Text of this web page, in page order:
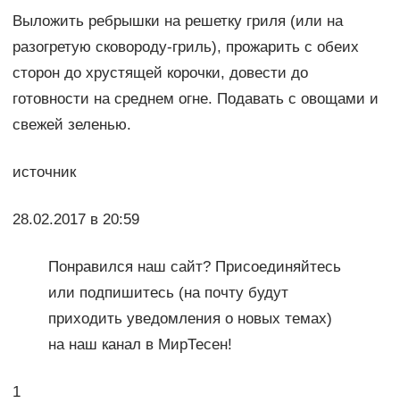
Выложить ребрышки на решетку гриля (или на
разогретую сковороду-гриль), прожарить с обеих
сторон до хрустящей корочки, довести до
готовности на среднем огне. Подавать с овощами и
свежей зеленью.
источник
28.02.2017 в 20:59
Понравился наш сайт? Присоединяйтесь
или подпишитесь (на почту будут
приходить уведомления о новых темах)
на наш канал в МирТесен!
1